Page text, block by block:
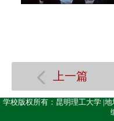
上一篇
学校版权所有：昆明理工大学 |